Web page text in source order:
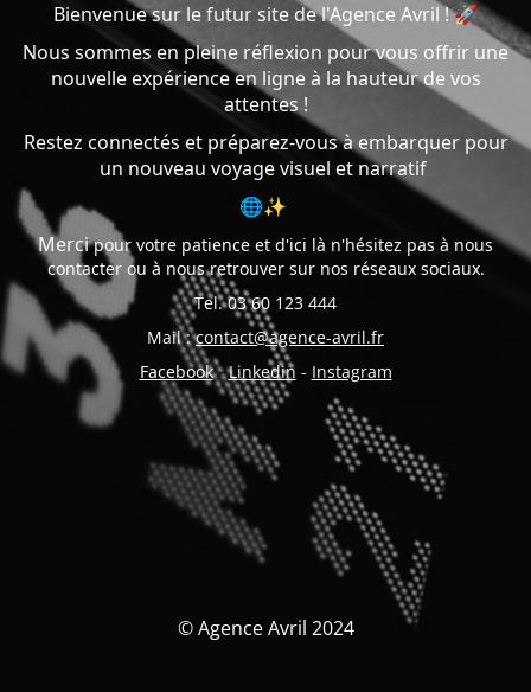
Bienvenue sur le futur site de l'Agence Avril ! 🚀
Nous sommes en pleine réflexion pour vous offrir une
nouvelle expérience en ligne à la hauteur de vos
attentes !
Restez connectés et préparez-vous à embarquer pour
un nouveau voyage visuel et narratif
🌐✨
Mercipour votre patience et d'ici là n'hésitez pas à nous
contacter ou à nous retrouver sur nos réseaux sociaux.
Tel. 03 60 123 444
Mail :contact@agence-avril.fr
Facebook-Linkedin - Instagram
© Agence Avril 2024